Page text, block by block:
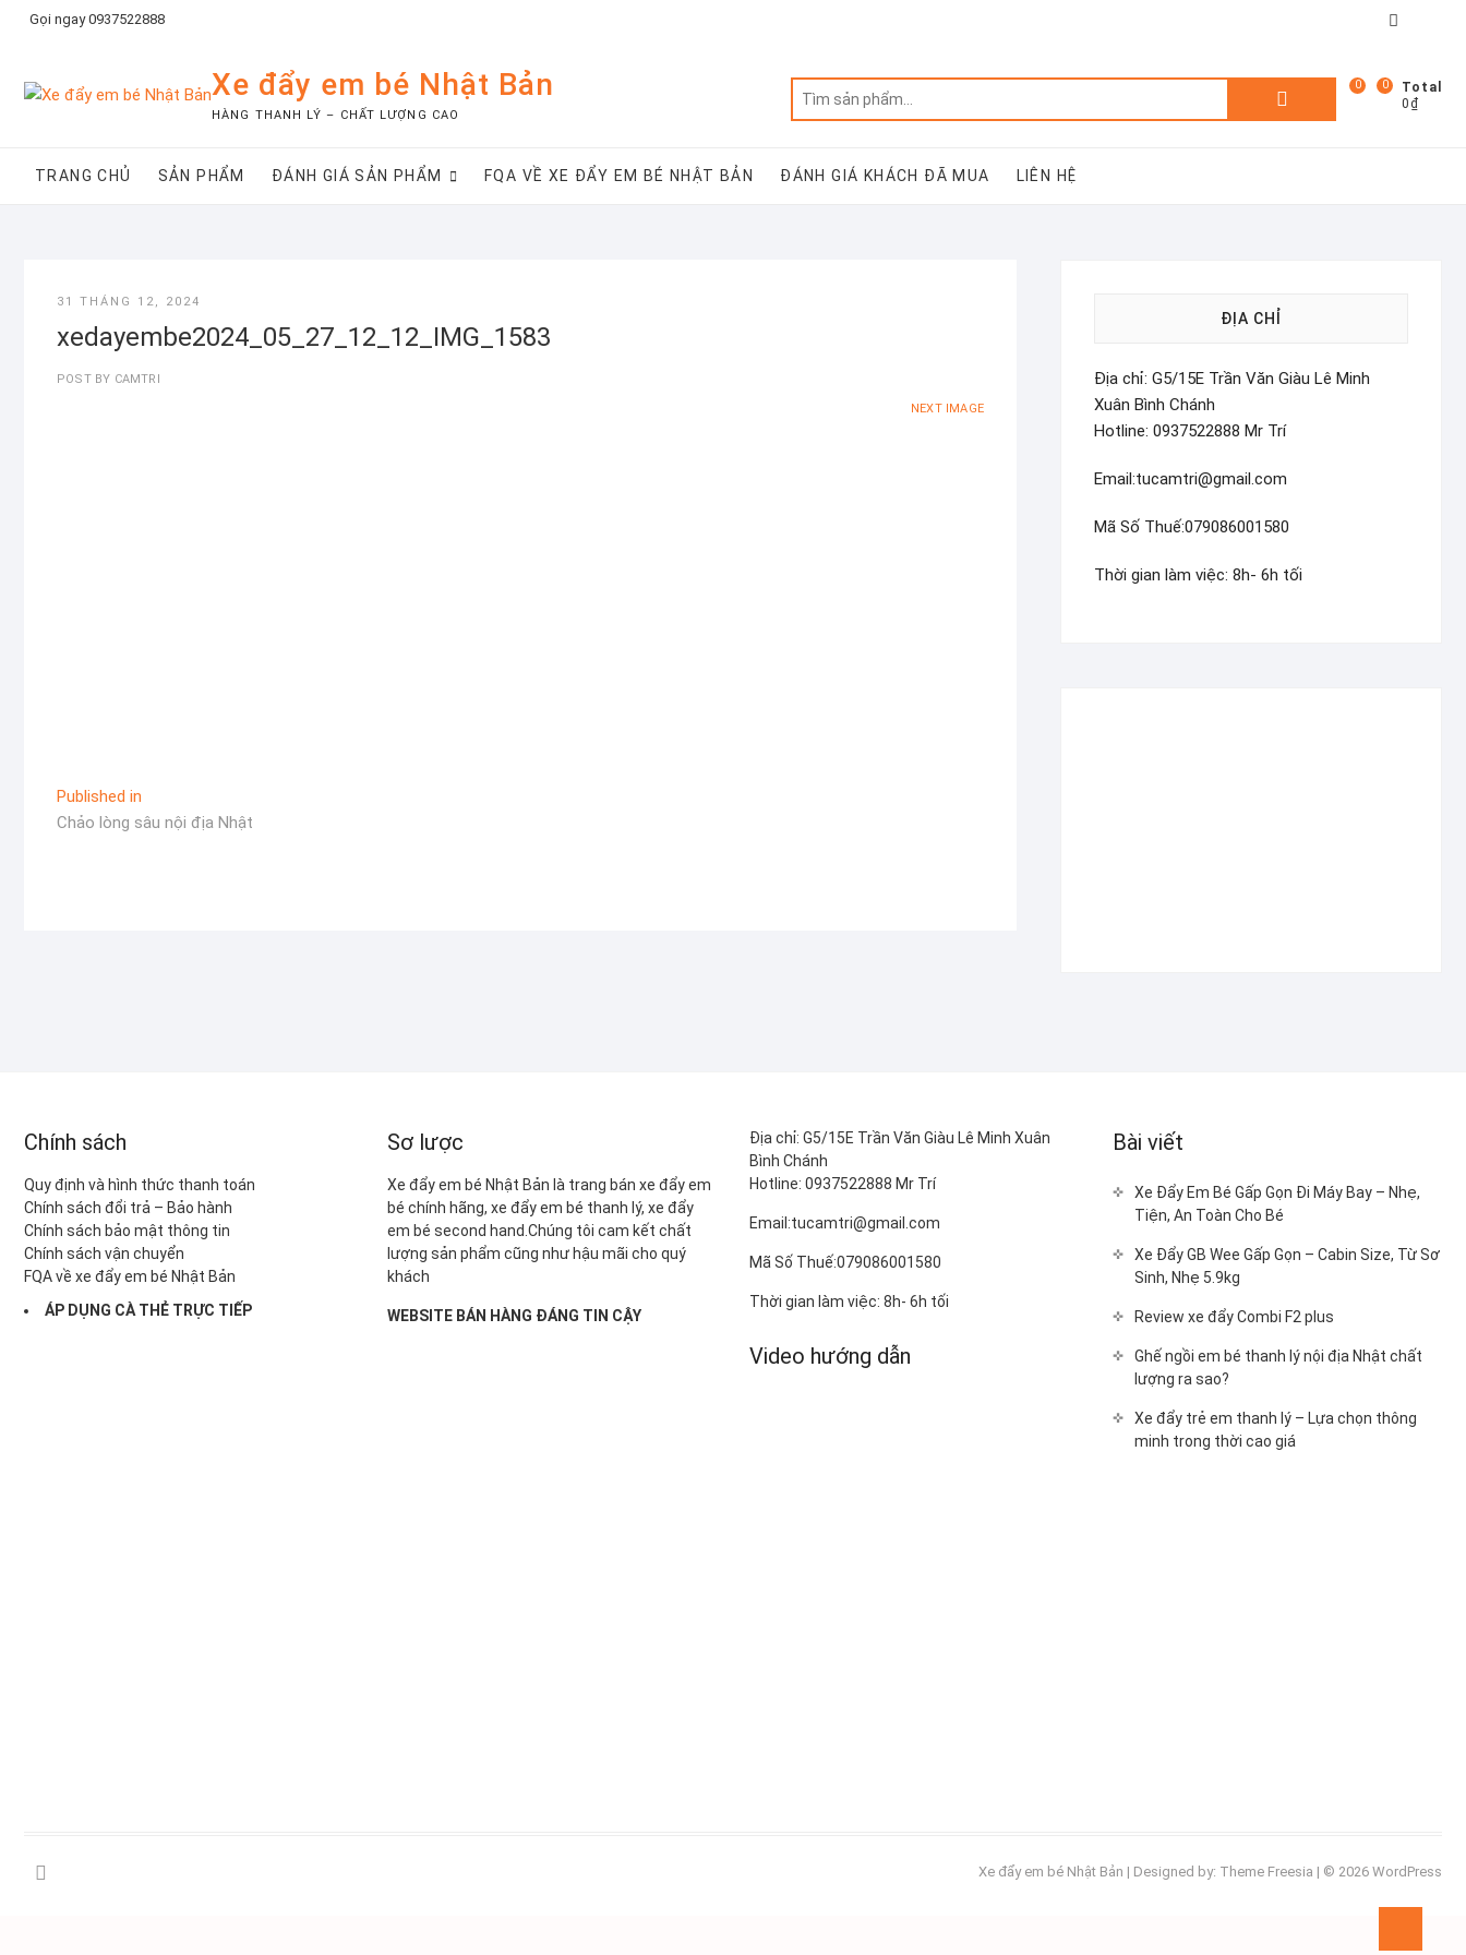
Gọi ngay 0937522888 Facebook
Xe đẩy em bé Nhật Bản
HÀNG THANH LÝ – CHẤT LƯỢNG CAO
0
Total
0₫
0
TRANG CHỦ SẢN PHẨM ĐÁNH GIÁ SẢN PHẨM FQA VỀ XE ĐẨY EM BÉ NHẬT BẢN ĐÁNH GIÁ KHÁCH ĐÃ MUA LIÊN HỆ
31 THÁNG 12, 2024
xedayembe2024_05_27_12_12_IMG_1583
POST BY CAMTRI
NEXT IMAGE
Điều
hướng
Published in
Chảo lòng sâu nội địa Nhật
ĐỊA CHỈ
Địa chỉ: G5/15E Trần Văn Giàu Lê Minh
Xuân Bình Chánh
Hotline: 0937522888 Mr Trí
Email:tucamtri@gmail.com
Mã Số Thuế:079086001580
Thời gian làm việc: 8h- 6h tối
Chính sách
Quy định và hình thức thanh toán
Chính sách đổi trả – Bảo hành
Chính sách bảo mật thông tin
Chính sách vận chuyển
FQA về xe đẩy em bé Nhật Bản
ÁP DỤNG CÀ THẺ TRỰC TIẾP
Sơ lược
Xe đẩy em bé Nhật Bản là trang bán xe đẩy em
bé chính hãng, xe đẩy em bé thanh lý, xe đẩy
em bé second hand.Chúng tôi cam kết chất
lượng sản phẩm cũng như hậu mãi cho quý
khách
WEBSITE BÁN HÀNG ĐÁNG TIN CẬY
Địa chỉ: G5/15E Trần Văn Giàu Lê Minh Xuân
Bình Chánh
Hotline: 0937522888 Mr Trí
Email:tucamtri@gmail.com
Mã Số Thuế:079086001580
Thời gian làm việc: 8h- 6h tối
Video hướng dẫn
Bài viết
Xe Đẩy Em Bé Gấp Gọn Đi Máy Bay – Nhẹ,
Tiện, An Toàn Cho Bé
Xe Đẩy GB Wee Gấp Gọn – Cabin Size, Từ Sơ
Sinh, Nhẹ 5.9kg
Review xe đẩy Combi F2 plus
Ghế ngồi em bé thanh lý nội địa Nhật chất
lượng ra sao?
Xe đẩy trẻ em thanh lý – Lựa chọn thông
minh trong thời cao giá
Xe đẩy em bé Nhật Bản | Designed by: Theme Freesia | © 2026 WordPress